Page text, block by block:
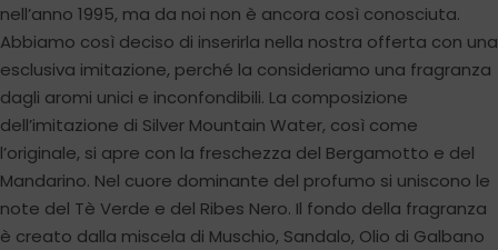
nell’anno 1995, ma da noi non è ancora così conosciuta.
Abbiamo così deciso di inserirla nella nostra offerta con una
esclusiva imitazione, perché la consideriamo una fragranza
dagli aromi unici e inconfondibili. La composizione
dell’imitazione di Silver Mountain Water, così come
l’originale, si apre con la freschezza del Bergamotto e del
Mandarino. Nel cuore dominante del profumo si uniscono le
note del Tè Verde e del Ribes Nero. Il fondo della fragranza
è creato dalla miscela di Muschio, Sandalo, Olio di Galbano